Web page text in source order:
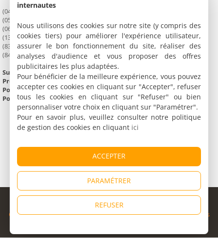
(04) Alpes de Haute-Provence
(05) Hautes-Alpes
(06) Alpes Maritimes
(13) Bouches du Rhône
(83) Var
(84) Vaucluse
Superficie : 31 838 km²
Préfecture :Marseille
Population :4 506 151 habitants
Point culminant :Barre des Ecrins (4 102 m)
© Copyright 1998 - 2026
Cybevasion|Mentions légales|Confidentialité|CGU|Informations
internautes
Nous utilisons des cookies sur notre site (y compris des
cookies tiers) pour améliorer l'expérience utilisateur,
assurer le bon fonctionnement du site, réaliser des
analyses d'audience et vous proposer des offres
publicitaires les plus adaptées.
Pour bénéficier de la meilleure expérience, vous pouvez
accepter ces cookies en cliquant sur "Accepter", refuser
tous les cookies en cliquant sur "Refuser" ou bien
personnaliser votre choix en cliquant sur "Paramétrer".
Pour en savoir plus, veuillez consulter notre politique
de gestion des cookies en cliquant ici
ACCEPTER
PARAMÉTRER
REFUSER